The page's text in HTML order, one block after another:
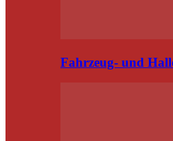
Fahrzeug- und